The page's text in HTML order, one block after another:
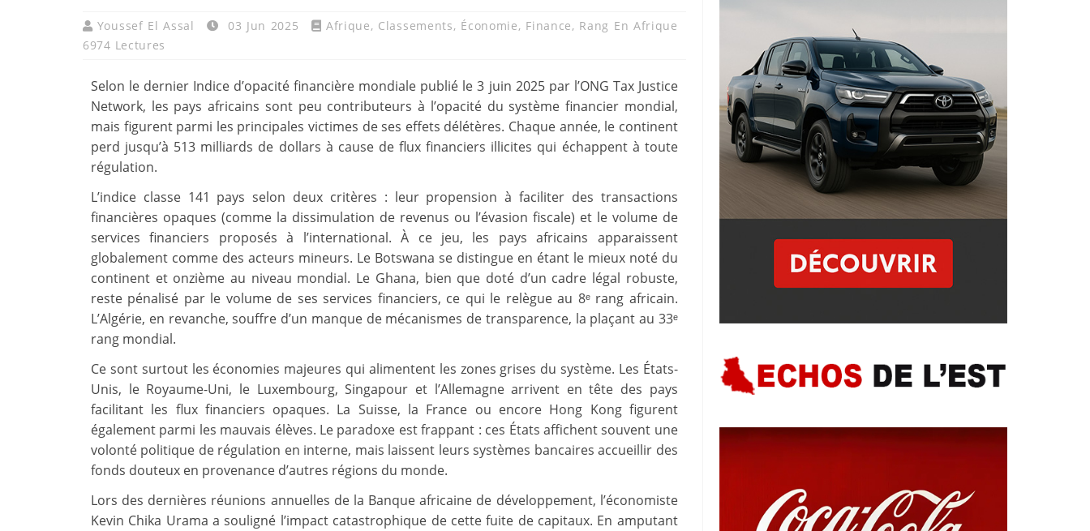
Youssef El Assal 03 Jun 2025 Afrique, Classements, Économie, Finance, Rang En Afrique
6974 Lectures
Selon le dernier Indice d’opacité financière mondiale publié le 3 juin 2025 par l’ONG Tax Justice
Network, les pays africains sont peu contributeurs à l’opacité du système financier mondial,
mais figurent parmi les principales victimes de ses effets délétères. Chaque année, le continent
perd jusqu’à 513 milliards de dollars à cause de flux financiers illicites qui échappent à toute
régulation.
L’indice classe 141 pays selon deux critères : leur propension à faciliter des transactions
financières opaques (comme la dissimulation de revenus ou l’évasion fiscale) et le volume de
services financiers proposés à l’international. À ce jeu, les pays africains apparaissent
globalement comme des acteurs mineurs. Le Botswana se distingue en étant le mieux noté du
continent et onzième au niveau mondial. Le Ghana, bien que doté d’un cadre légal robuste,
reste pénalisé par le volume de ses services financiers, ce qui le relègue au 8ᵉ rang africain.
L’Algérie, en revanche, souffre d’un manque de mécanismes de transparence, la plaçant au 33ᵉ
rang mondial.
Ce sont surtout les économies majeures qui alimentent les zones grises du système. Les États-
Unis, le Royaume-Uni, le Luxembourg, Singapour et l’Allemagne arrivent en tête des pays
facilitant les flux financiers opaques. La Suisse, la France ou encore Hong Kong figurent
également parmi les mauvais élèves. Le paradoxe est frappant : ces États affichent souvent une
volonté politique de régulation en interne, mais laissent leurs systèmes bancaires accueillir des
fonds douteux en provenance d’autres régions du monde.
Lors des dernières réunions annuelles de la Banque africaine de développement, l’économiste
Kevin Chika Urama a souligné l’impact catastrophique de cette fuite de capitaux. En amputant